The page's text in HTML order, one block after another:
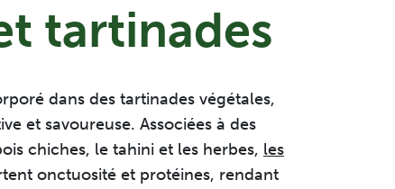
tartinades
dans des tartinades végétales,
et savoureuse. Associées à des
chiches, le tahini et les herbes, les
onctuosité et protéines, rendant